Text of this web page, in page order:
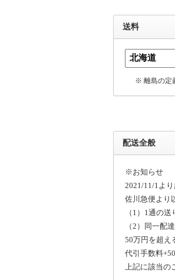
送料
※ 離島の定
配送全般
※お知らせ
2021/11/1よ
佐川急便より
（1）1通の
（2）同一配
50万円を超え
代引手数料
上記に該当の